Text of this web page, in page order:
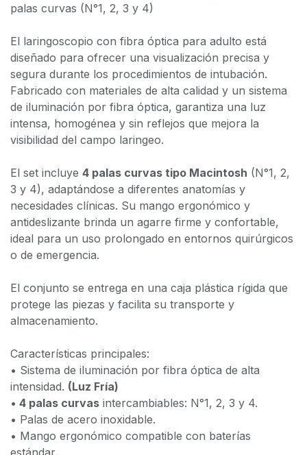
palas curvas (N°1, 2, 3 y 4)
El laringoscopio con fibra óptica para adulto está
diseñado para ofrecer una visualización precisa y
segura durante los procedimientos de intubación.
Fabricado con materiales de alta calidad y un sistema
de iluminación por fibra óptica, garantiza una luz
intensa, homogénea y sin reflejos que mejora la
visibilidad del campo laringeo.
El set incluye 4 palas curvas tipo Macintosh (N°1, 2,
3 y 4), adaptándose a diferentes anatomías y
necesidades clínicas. Su mango ergonómico y
antideslizante brinda un agarre firme y confortable,
ideal para un uso prolongado en entornos quirúrgicos
o de emergencia.
El conjunto se entrega en una caja plástica rígida que
protege las piezas y facilita su transporte y
almacenamiento.
Características principales:
• Sistema de iluminación por fibra óptica de alta
intensidad. (Luz Fría)
• 4 palas curvas intercambiables: N°1, 2, 3 y 4.
• Palas de acero inoxidable.
• Mango ergonómico compatible con baterías